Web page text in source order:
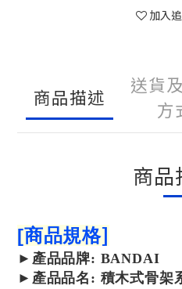
加入
商品描述
送貨
方
商品
[商品規格]
► 產品品牌: BANDAI
► 產品品名: 積木式骨架